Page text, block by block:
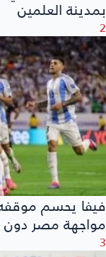
بمدينة العلمين
2
فيفا يحسم
مواجهة مصر دون
3